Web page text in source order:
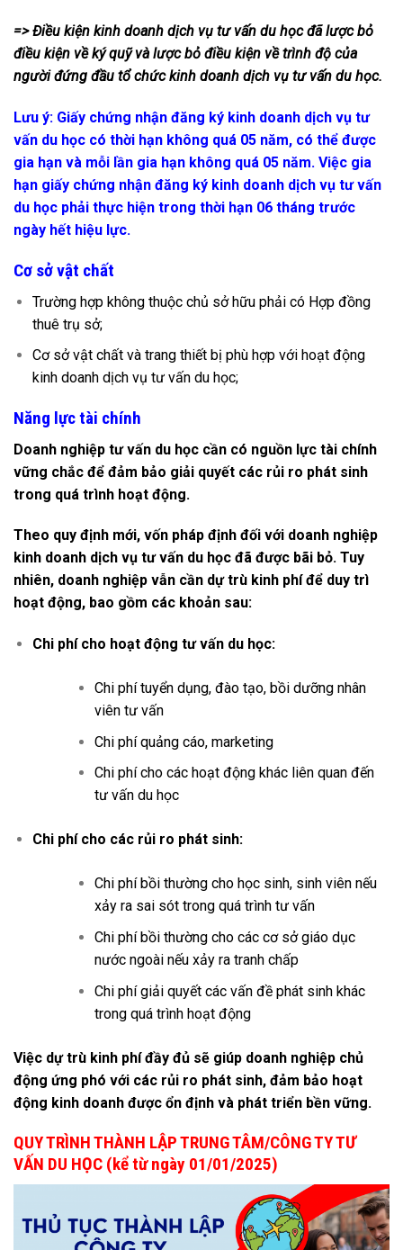
=> Điều kiện kinh doanh dịch vụ tư vấn du học đã lược bỏ
điều kiện về ký quỹ và lược bỏ điều kiện về trình độ của
người đứng đầu tổ chức kinh doanh dịch vụ tư vấn du học.
Lưu ý: Giấy chứng nhận đăng ký kinh doanh dịch vụ tư
vấn du học có thời hạn không quá 05 năm, có thể được
gia hạn và mỗi lần gia hạn không quá 05 năm. Việc gia
hạn giấy chứng nhận đăng ký kinh doanh dịch vụ tư vấn
du học phải thực hiện trong thời hạn 06 tháng trước
ngày hết hiệu lực.
Cơ sở vật chất
Trường hợp không thuộc chủ sở hữu phải có Hợp đồng
thuê trụ sở;
Cơ sở vật chất và trang thiết bị phù hợp với hoạt động
kinh doanh dịch vụ tư vấn du học;
Năng lực tài chính
Doanh nghiệp tư vấn du học cần có nguồn lực tài chính
vững chắc để đảm bảo giải quyết các rủi ro phát sinh
trong quá trình hoạt động.
Theo quy định mới, vốn pháp định đối với doanh nghiệp
kinh doanh dịch vụ tư vấn du học đã được bãi bỏ. Tuy
nhiên, doanh nghiệp vẫn cần dự trù kinh phí để duy trì
hoạt động, bao gồm các khoản sau:
Chi phí cho hoạt động tư vấn du học:
Chi phí tuyển dụng, đào tạo, bồi dưỡng nhân
viên tư vấn
Chi phí quảng cáo, marketing
Chi phí cho các hoạt động khác liên quan đến
tư vấn du học
Chi phí cho các rủi ro phát sinh:
Chi phí bồi thường cho học sinh, sinh viên nếu
xảy ra sai sót trong quá trình tư vấn
Chi phí bồi thường cho các cơ sở giáo dục
nước ngoài nếu xảy ra tranh chấp
Chi phí giải quyết các vấn đề phát sinh khác
trong quá trình hoạt động
Việc dự trù kinh phí đầy đủ sẽ giúp doanh nghiệp chủ
động ứng phó với các rủi ro phát sinh, đảm bảo hoạt
động kinh doanh được ổn định và phát triển bền vững.
QUY TRÌNH THÀNH LẬP TRUNG TÂM/CÔNG TY TƯ
VẤN DU HỌC (kể từ ngày 01/01/2025)